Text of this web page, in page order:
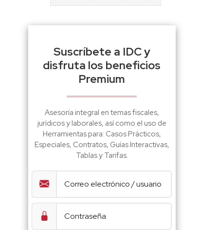
Suscríbete a IDC y
disfruta los beneficios
Premium
Asesoría integral en temas fiscales,
jurídicos y laborales, así como el uso de
Herramientas para: Casos Prácticos,
Especiales, Contratos, Guías Interactivas,
Tablas y Tarifas.